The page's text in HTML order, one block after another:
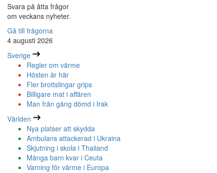
Svara på åtta frågor
om veckans nyheter.
Gå till frågorna
4 augusti 2026
Sverige
Regler om värme
Hösten är här
Fler brottslingar grips
Billigare mat i affären
Man från gäng dömd i Irak
Världen
Nya platser att skydda
Ambulans attackerad i Ukraina
Skjutning i skola i Thailand
Många barn kvar i Ceuta
Varning för värme i Europa